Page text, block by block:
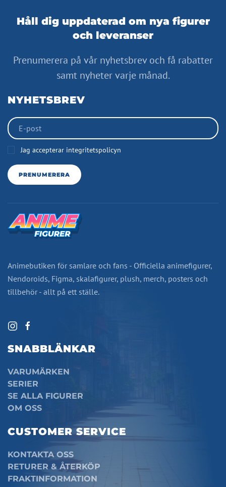
Håll dig uppdaterad om nya figurer
och leveranser
Prenumerera på vår nyhetsbrev och få rabatter
samt nyheter varje månad.
NYHETSBREV
Jag accepterar integritetspolicyn
PRENUMERERA
Animebutiken för samlare och fans - Officiella animefigurer,
Nendoroids, Figma, skalafigurer, plush, merch, posters och
tillbehör - allt på ett ställe.
SNABBLÄNKAR
VARUMÄRKEN
SERIER
SE ALLA FIGURER
OM OSS
CUSTOMER SERVICE
KONTAKTA OSS
RETURER & ÅTERKÖP
FRAKTINFORMATION